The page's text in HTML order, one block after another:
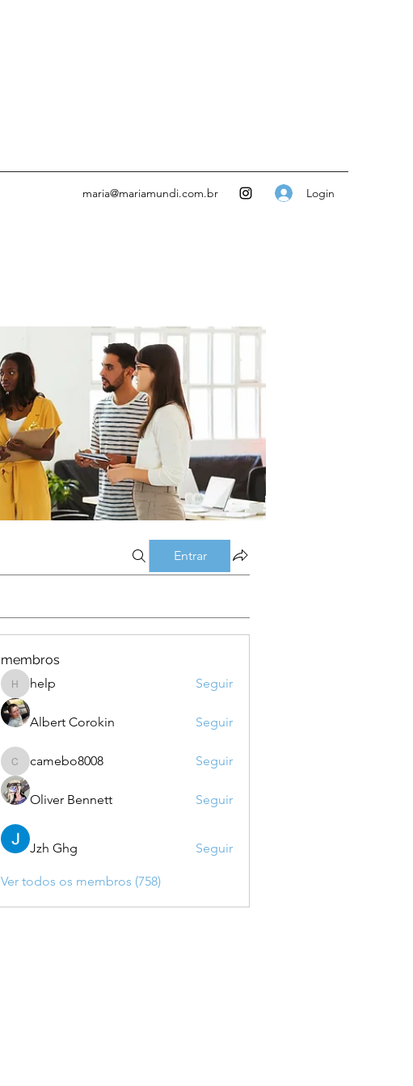
maria@mariamundi.com.br Login
Entrar
membros
help
help Seguir
Albert Corokin Seguir
camebo8008
camebo8008 Seguir
Oliver Bennett Seguir
Jzh Ghg Seguir
Ver todos os membros (758)